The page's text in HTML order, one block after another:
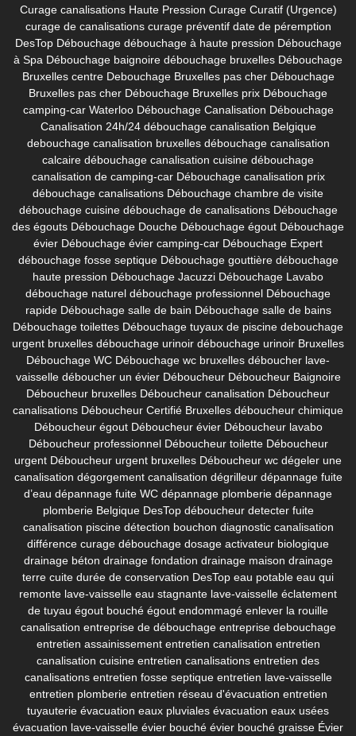
Curage canalisations Haute Pression Curage Curatif (Urgence)
curage de canalisations curage préventif date de péremption
DesTop Débouchage débouchage à haute pression Débouchage
à Spa Débouchage baignoire débouchage bruxelles Débouchage
Bruxelles centre Debouchage Bruxelles pas cher Débouchage
Bruxelles pas cher Débouchage Bruxelles prix Débouchage
camping-car Waterloo Débouchage Canalisation Débouchage
Canalisation 24h/24 débouchage canalisation Belgique
debouchage canalisation bruxelles débouchage canalisation
calcaire débouchage canalisation cuisine débouchage
canalisation de camping-car Débouchage canalisation prix
débouchage canalisations Débouchage chambre de visite
débouchage cuisine débouchage de canalisations Débouchage
des égouts Débouchage Douche Débouchage égout Débouchage
évier Débouchage évier camping-car Débouchage Expert
débouchage fosse septique Débouchage gouttière débouchage
haute pression Débouchage Jacuzzi Débouchage Lavabo
débouchage naturel débouchage professionnel Débouchage
rapide Débouchage salle de bain Débouchage salle de bains
Débouchage toilettes Débouchage tuyaux de piscine debouchage
urgent bruxelles débouchage urinoir débouchage urinoir Bruxelles
Débouchage WC Débouchage wc bruxelles déboucher lave-
vaisselle déboucher un évier Déboucheur Déboucheur Baignoire
Déboucheur bruxelles Déboucheur canalisation Déboucheur
canalisations Déboucheur Certifié Bruxelles déboucheur chimique
Déboucheur égout Déboucheur évier Déboucheur lavabo
Déboucheur professionnel Déboucheur toilette Déboucheur
urgent Déboucheur urgent bruxelles Déboucheur wc dégeler une
canalisation dégorgement canalisation dégrilleur dépannage fuite
d’eau dépannage fuite WC dépannage plomberie dépannage
plomberie Belgique DesTop déboucheur detecter fuite
canalisation piscine détection bouchon diagnostic canalisation
différence curage débouchage dosage activateur biologique
drainage béton drainage fondation drainage maison drainage
terre cuite durée de conservation DesTop eau potable eau qui
remonte lave-vaisselle eau stagnante lave-vaisselle éclatement
de tuyau égout bouché égout endommagé enlever la rouille
canalisation entreprise de débouchage entreprise debouchage
entretien assainissement entretien canalisation entretien
canalisation cuisine entretien canalisations entretien des
canalisations entretien fosse septique entretien lave-vaisselle
entretien plomberie entretien réseau d'évacuation entretien
tuyauterie évacuation eaux pluviales évacuation eaux usées
évacuation lave-vaisselle évier bouché évier bouché graisse Évier